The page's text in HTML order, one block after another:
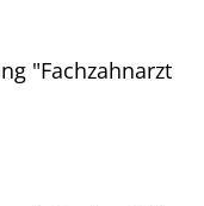
"Fachzahnarzt